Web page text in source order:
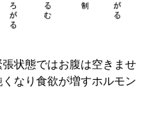
状態ではお腹は空きませ
なり食欲が増すホルモン